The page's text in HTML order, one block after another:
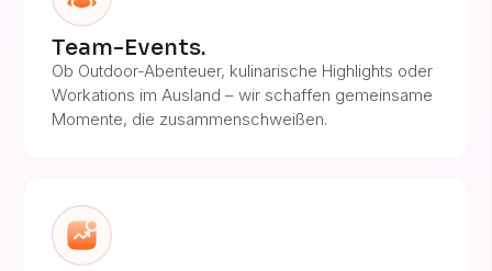
Team-Events.
Ob Outdoor-Abenteuer, kulinarische Highlights oder
Workations im Ausland – wir schaffen gemeinsame
Momente, die zusammenschweißen.